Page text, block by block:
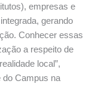
empresas e
gerando
Conhecer essas
a respeito de
local”,
do Campus na